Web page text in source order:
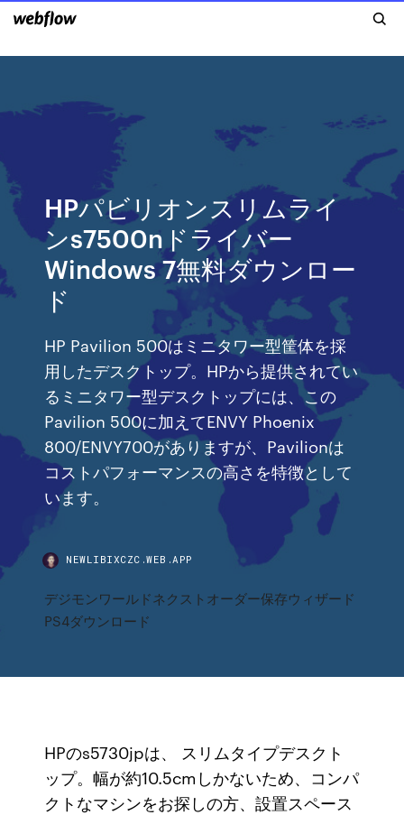
HPパビリオンスリムライ
ンs7500nドライバー
Windows 7無料ダウンロー
ド
HP Pavilion 500はミニタワー型筐体を採
用したデスクトップ。HPから提供されてい
るミニタワー型デスクトップには、この
Pavilion 500に加えてENVY Phoenix
800/ENVY700がありますが、Pavilionは
コストパフォーマンスの高さを特徴として
います。
NEWLIBIXCZC.WEB.APP
デジモンワールドネクストオーダー保存ウィザード
PS4ダウンロード
HPのs5730jpは、 スリムタイプデスクト
ップ。幅が約10.5cmしかないため、コンパ
クトなマシンをお探しの方、設置スペース